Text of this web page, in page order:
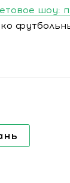
шоу: